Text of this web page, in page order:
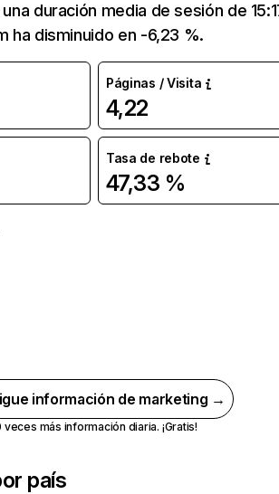
duración media de sesión de
ha disminuido en -6,23 %.
Páginas / Visita
4,22
Tasa de rebote
47,33 %
información de marketing →
veces más información diaria. ¡Gratis!
país